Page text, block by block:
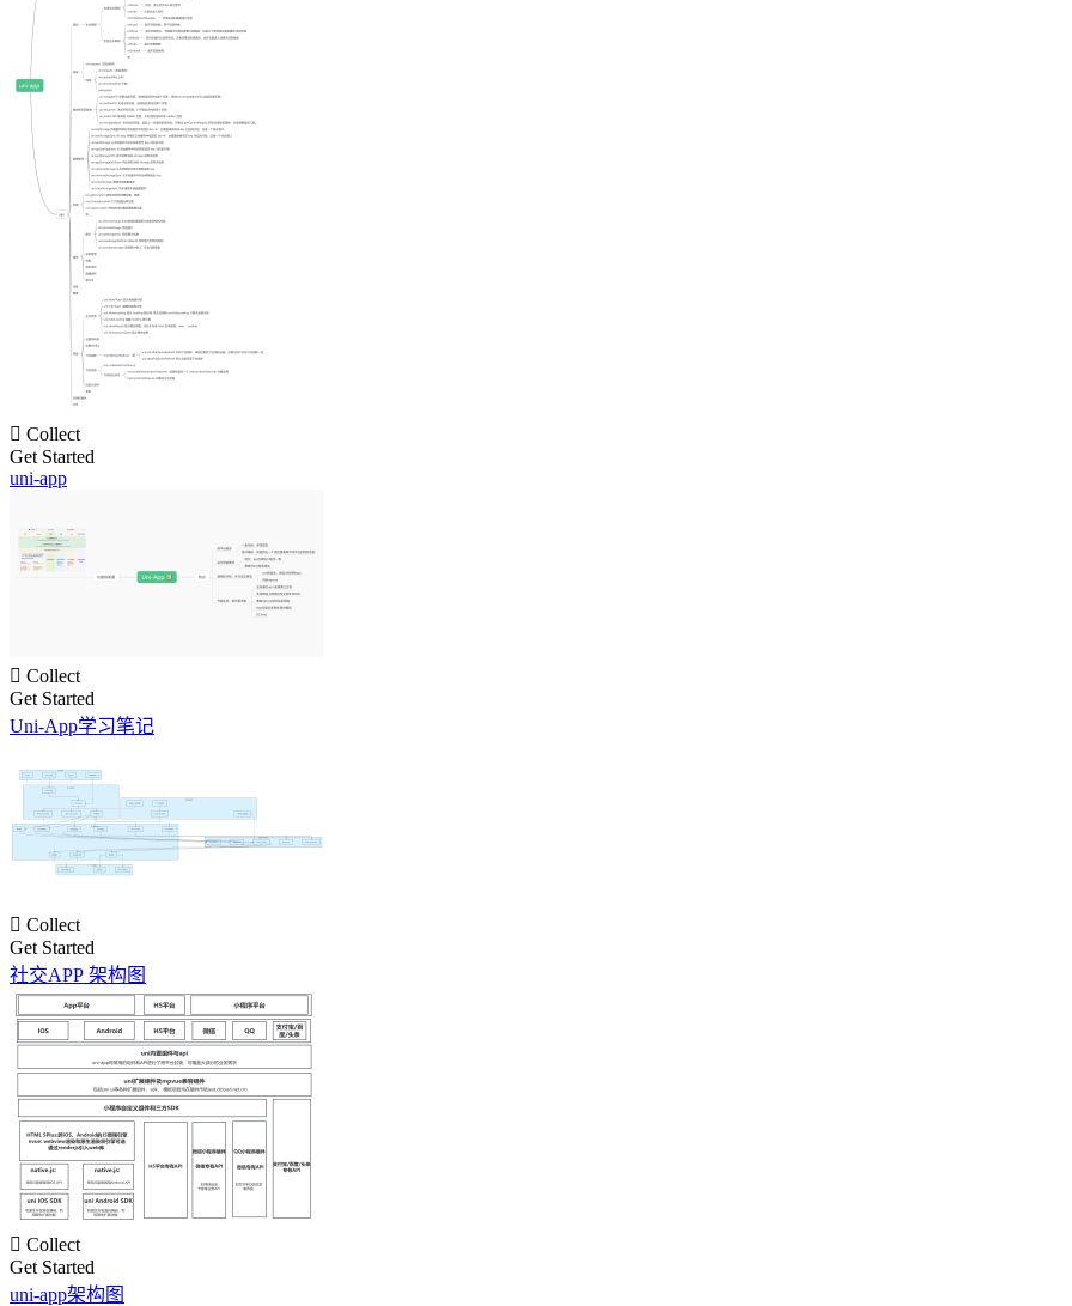
 Collect
Get Started
uni-app
 Collect
Get Started
Uni-App学习笔记
 Collect
Get Started
社交APP 架构图
 Collect
Get Started
uni-app架构图